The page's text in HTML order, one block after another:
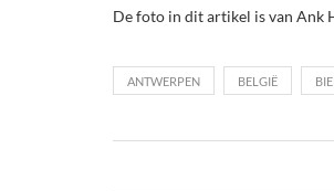
De foto in dit artikel is van Ank
ANTWERPEN BELGIË